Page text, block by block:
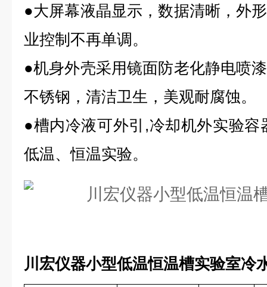
●大屏幕液晶显示，数据清晰，外
业控制不再单调。
●机身外壳采用镜面防老化静电喷
不锈钢，清洁卫生，美观耐腐蚀。
●槽内冷液可外引,冷却机外实验
低温、恒温实验。
川宏仪器小型低温恒温槽实验室冷